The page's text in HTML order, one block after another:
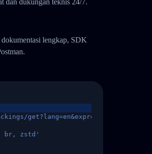
dan dukungan teknis 24/7.
lengkap, SDK
br, zstd'